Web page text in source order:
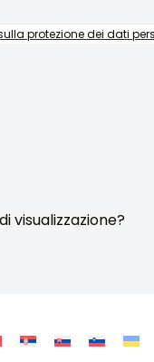
protezione dei dati
visualizzazione?